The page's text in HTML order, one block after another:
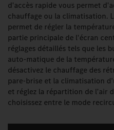
d'accès rapide vous permet
chauffage ou la climatisation.
permet de régler la
partie principale de l'écran
réglages détaillés tels que les
auto-matique de la
désactivez le chauffage des
pare-brise et la climatisation
et réglez la répartition de l'air
choisissez entre le mode